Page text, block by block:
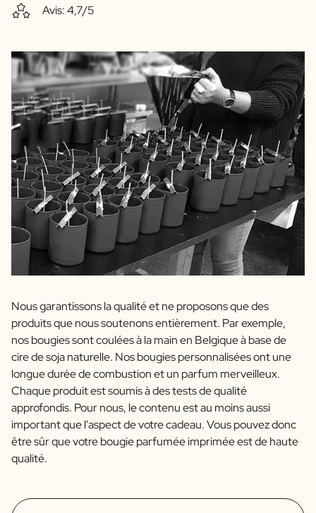
Avis: 4,7/5
Nous garantissons la qualité et ne proposons que des
produits que nous soutenons entièrement. Par exemple,
nos bougies sont coulées à la main en Belgique à base de
cire de soja naturelle. Nos bougies personnalisées ont une
longue durée de combustion et un parfum merveilleux.
Chaque produit est soumis à des tests de qualité
approfondis. Pour nous, le contenu est au moins aussi
important que l'aspect de votre cadeau. Vous pouvez donc
être sûr que votre bougie parfumée imprimée est de haute
qualité.